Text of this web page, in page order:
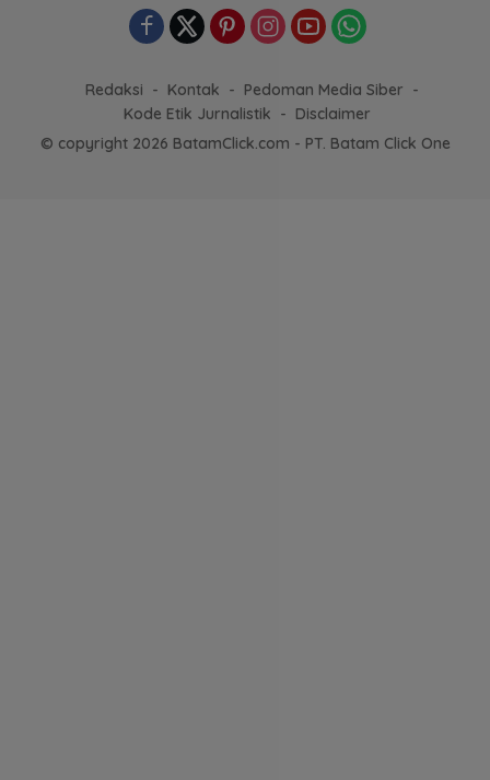
Redaksi Kontak
Pedoman Media Siber
Kode Etik Jurnalistik
Disclaimer
© copyright 2026 BatamClick.com - PT. Batam Click One